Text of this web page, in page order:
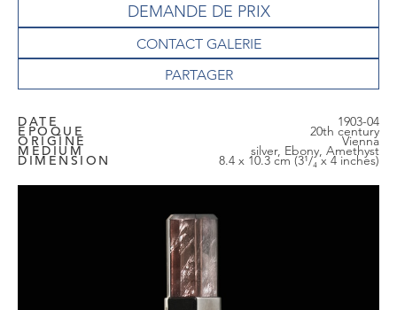
DEMANDE DE PRIX
CONTACT GALERIE
DATE 1903-04
EPOQUE 20th century
ORIGINE Vienna
MEDIUM silver, Ebony, Amethyst
DIMENSION 8.4 x 10.3 cm (3¹/₄ x 4 inches)